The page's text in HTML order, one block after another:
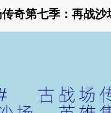
奇第七季：再战沙